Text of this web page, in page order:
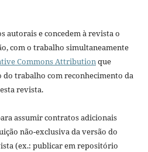
autorais e concedem à revista o
com o trabalho simultaneamente
Commons Attributionque
trabalho com reconhecimento da
revista.
assumir contratos adicionais
não-exclusiva da versão do
(ex.: publicar em repositório